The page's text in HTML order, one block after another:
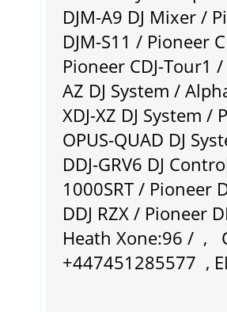
DJM-A9 DJ Mixer /
DJM-S11 / Pioneer
Pioneer CDJ-Tour1
AZ DJ System / AlphaTheta OMNIS-DUO DJ System / Pioneer
XDJ-XZ DJ System /
OPUS-QUAD DJ
DDJ-GRV6 DJ Controller / Pioneer DDJ-1000 /
1000SRT / Pioneer
DDJ RZX / Pioneer DDJ-RZ / Denon DJ
Heath Xone:96 / ,
+447451285577 ,